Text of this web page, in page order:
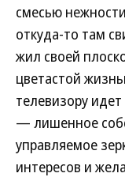
смесью
откуда-то там
жил своей
цветастой
телевизору
— лишенное
управляемое
интересов и